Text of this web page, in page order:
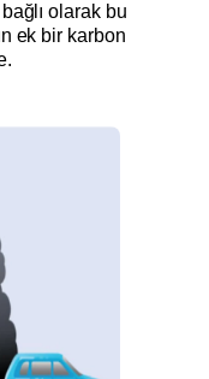
olarak bu
ek bir karbon